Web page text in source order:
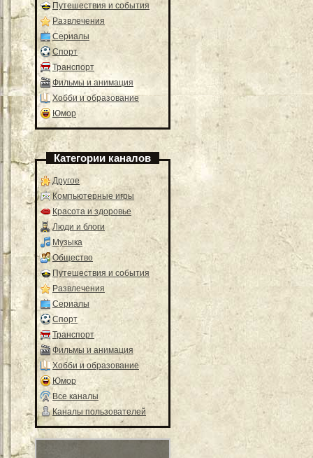
Путешествия и события
Развлечения
Сериалы
Спорт
Транспорт
Фильмы и анимация
Хобби и образование
Юмор
Категории каналов
Другое
Компьютерные игры
Красота и здоровье
Люди и блоги
Музыка
Общество
Путешествия и события
Развлечения
Сериалы
Спорт
Транспорт
Фильмы и анимация
Хобби и образование
Юмор
Все каналы
Каналы пользователей